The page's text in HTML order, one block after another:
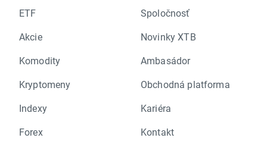
ETF
Akcie
Komodity
Kryptomeny
Indexy
Forex
Spoločnosť
Novinky XTB
Ambasádor
Obchodná platforma
Kariéra
Kontakt